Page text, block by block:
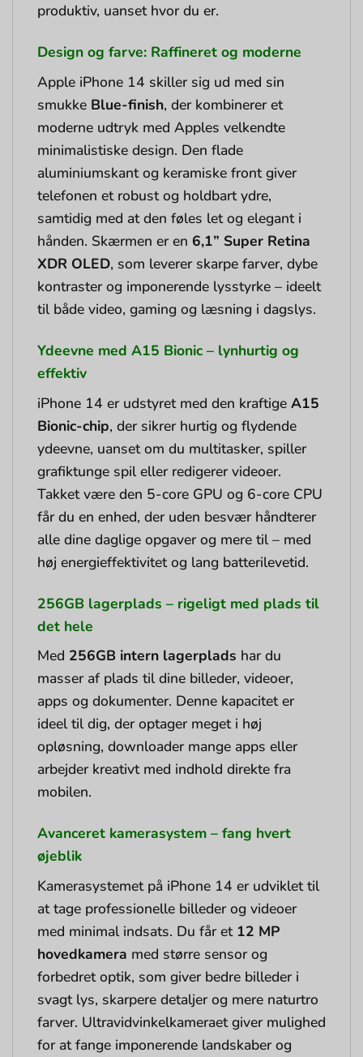
produktiv, uanset hvor du er.
Design og farve: Raffineret og moderne
Apple iPhone 14 skiller sig ud med sin
smukke Blue-finish, der kombinerer et
moderne udtryk med Apples velkendte
minimalistiske design. Den flade
aluminiumskant og keramiske front giver
telefonen et robust og holdbart ydre,
samtidig med at den føles let og elegant i
hånden. Skærmen er en 6,1” Super Retina
XDR OLED, som leverer skarpe farver, dybe
kontraster og imponerende lysstyrke – ideelt
til både video, gaming og læsning i dagslys.
Ydeevne med A15 Bionic – lynhurtig og
effektiv
iPhone 14 er udstyret med den kraftige A15
Bionic-chip, der sikrer hurtig og flydende
ydeevne, uanset om du multitasker, spiller
grafiktunge spil eller redigerer videoer.
Takket være den 5-core GPU og 6-core CPU
får du en enhed, der uden besvær håndterer
alle dine daglige opgaver og mere til – med
høj energieffektivitet og lang batterilevetid.
256GB lagerplads – rigeligt med plads til
det hele
Med 256GB intern lagerplads har du
masser af plads til dine billeder, videoer,
apps og dokumenter. Denne kapacitet er
ideel til dig, der optager meget i høj
opløsning, downloader mange apps eller
arbejder kreativt med indhold direkte fra
mobilen.
Avanceret kamerasystem – fang hvert
øjeblik
Kamerasystemet på iPhone 14 er udviklet til
at tage professionelle billeder og videoer
med minimal indsats. Du får et 12 MP
hovedkamera med større sensor og
forbedret optik, som giver bedre billeder i
svagt lys, skarpere detaljer og mere naturtro
farver. Ultravidvinkelkameraet giver mulighed
for at fange imponerende landskaber og